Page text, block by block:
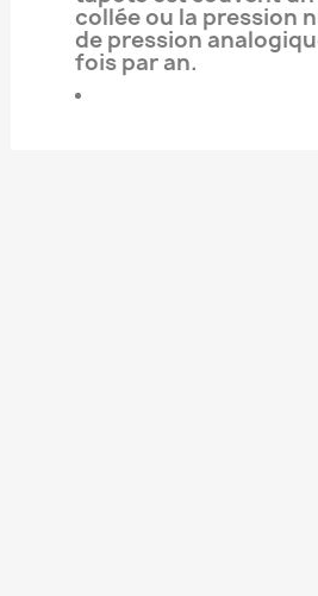
collée ou la pression
de pression
fois par an.